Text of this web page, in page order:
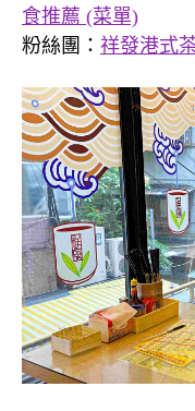
食推薦 (菜單)
粉絲團： 祥發港式